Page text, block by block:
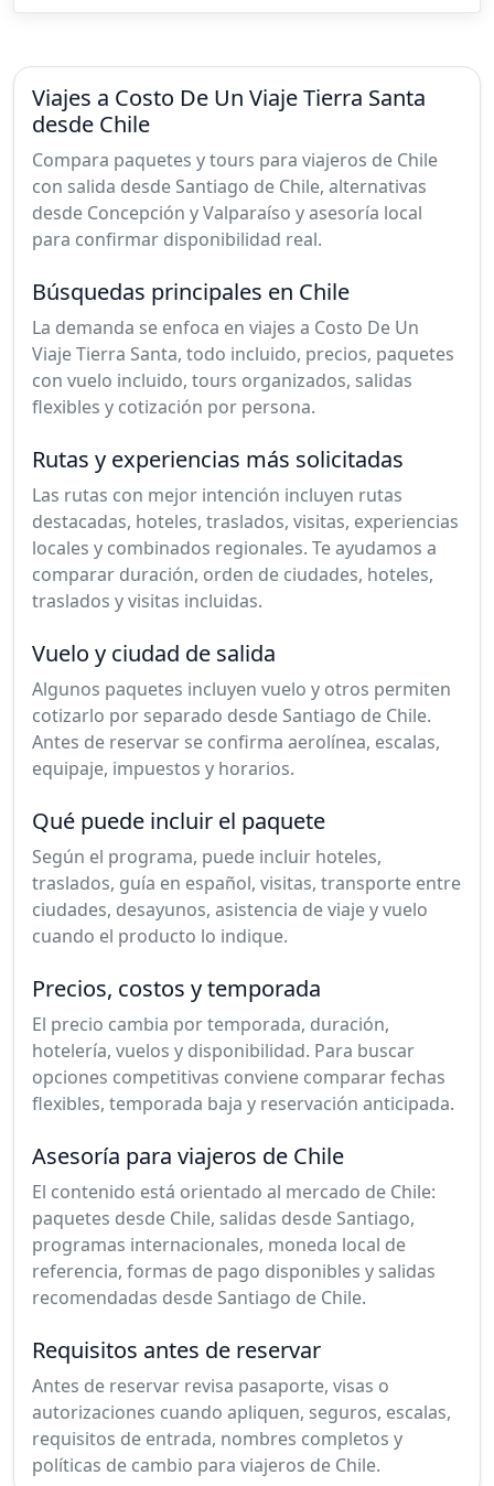
Viajes a Costo De Un Viaje Tierra Santa
desde Chile
Compara paquetes y tours para viajeros de Chile
con salida desde Santiago de Chile, alternativas
desde Concepción y Valparaíso y asesoría local
para confirmar disponibilidad real.
Búsquedas principales en Chile
La demanda se enfoca en viajes a Costo De Un
Viaje Tierra Santa, todo incluido, precios, paquetes
con vuelo incluido, tours organizados, salidas
flexibles y cotización por persona.
Rutas y experiencias más solicitadas
Las rutas con mejor intención incluyen rutas
destacadas, hoteles, traslados, visitas, experiencias
locales y combinados regionales. Te ayudamos a
comparar duración, orden de ciudades, hoteles,
traslados y visitas incluidas.
Vuelo y ciudad de salida
Algunos paquetes incluyen vuelo y otros permiten
cotizarlo por separado desde Santiago de Chile.
Antes de reservar se confirma aerolínea, escalas,
equipaje, impuestos y horarios.
Qué puede incluir el paquete
Según el programa, puede incluir hoteles,
traslados, guía en español, visitas, transporte entre
ciudades, desayunos, asistencia de viaje y vuelo
cuando el producto lo indique.
Precios, costos y temporada
El precio cambia por temporada, duración,
hotelería, vuelos y disponibilidad. Para buscar
opciones competitivas conviene comparar fechas
flexibles, temporada baja y reservación anticipada.
Asesoría para viajeros de Chile
El contenido está orientado al mercado de Chile:
paquetes desde Chile, salidas desde Santiago,
programas internacionales, moneda local de
referencia, formas de pago disponibles y salidas
recomendadas desde Santiago de Chile.
Requisitos antes de reservar
Antes de reservar revisa pasaporte, visas o
autorizaciones cuando apliquen, seguros, escalas,
requisitos de entrada, nombres completos y
políticas de cambio para viajeros de Chile.